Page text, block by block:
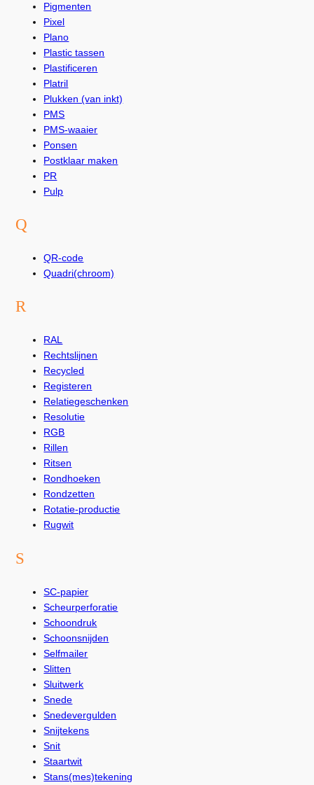
Pigmenten
Pixel
Plano
Plastic tassen
Plastificeren
Platril
Plukken (van inkt)
PMS
PMS-waaier
Ponsen
Postklaar maken
PR
Pulp
Q
QR-code
Quadri(chroom)
R
RAL
Rechtslijnen
Recycled
Registeren
Relatiegeschenken
Resolutie
RGB
Rillen
Ritsen
Rondhoeken
Rondzetten
Rotatie-productie
Rugwit
S
SC-papier
Scheurperforatie
Schoondruk
Schoonsnijden
Selfmailer
Slitten
Sluitwerk
Snede
Snedevergulden
Snijtekens
Snit
Staartwit
Stans(mes)tekening